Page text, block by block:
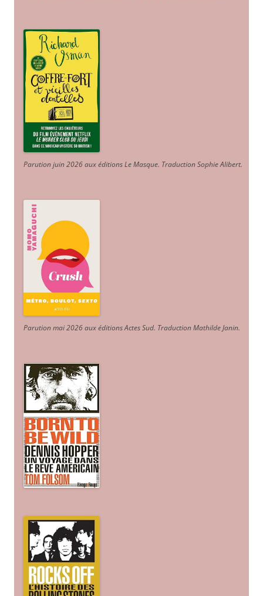
Parution juin 2026 aux éditions Le Masque. Traduction Sophie Alibert.
Parution mai 2026 aux éditions Actes Sud. Traduction Mathilde Janin.